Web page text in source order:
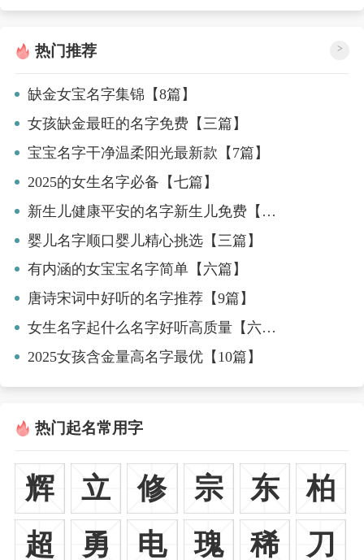
热门推荐 >
缺金女宝名字集锦【8篇】
女孩缺金最旺的名字免费【三篇】
宝宝名字干净温柔阳光最新款【7篇】
2025的女生名字必备【七篇】
新生儿健康平安的名字新生儿免费【八篇】
婴儿名字顺口婴儿精心挑选【三篇】
有内涵的女宝宝名字简单【六篇】
唐诗宋词中好听的名字推荐【9篇】
女生名字起什么名字好听高质量【六篇】
2025女孩含金量高名字最优【10篇】
热门起名常用字
辉 立 修 宗 东
柏
超
勇 电 瑰 稀 刀